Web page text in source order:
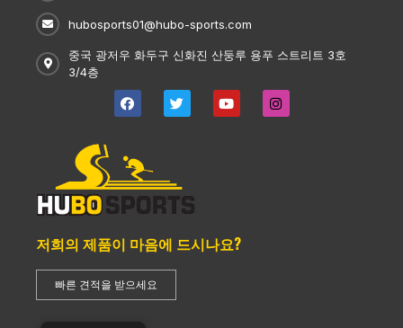
hubosports01@hubo-sports.com
중국 광저우 화두구 신화진 산둥루 용푸 스트리트 3호
3/4층
저희의 제품이 마음에 드시나요?
빠른 견적을 받으세요